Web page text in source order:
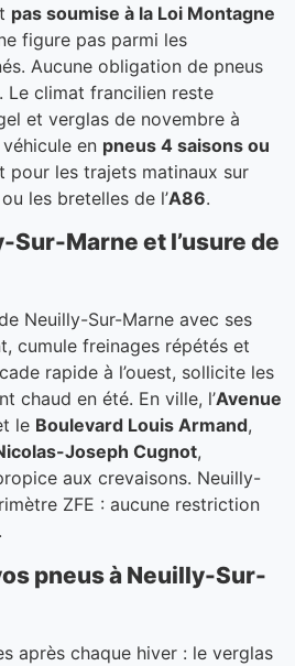
pas soumise à la Loi Montagne
figure pas parmi les
Aucune obligation de pneus
Le climat francilien reste
et verglas de novembre à
en pneus 4 saisons ou
pour les trajets matinaux sur
ou les bretelles de l’A86.
Sur-Marne et l’usure de
Neuilly-Sur-Marne avec ses
cumule freinages répétés et
rapide à l’ouest, sollicite les
chaud en été. En ville, l’Avenue
le Boulevard Louis Armand,
Joseph Cugnot,
aux crevaisons. Neuilly-
ZFE : aucune restriction
pneus à Neuilly-Sur-
après chaque hiver : le verglas